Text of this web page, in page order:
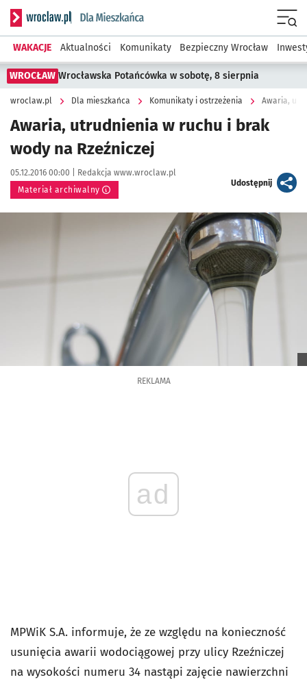
Serwis informacyjny wroclaw.pl podserwis: Dla mieszkańca
WAKACJE Aktualności Komunikaty Bezpieczny Wrocław
WROCŁAW Wrocławska Potańcówka w sobotę, 8 sierpnia
wroclaw.pl Dla mieszkańca Komunikaty i ostrzeżenia Awaria,
Awaria, utrudnienia w ruchu i brak
wody na Rzeźniczej
Data publikacji:
05.12.2016 00:00 | Autor:
Redakcja www.wroclaw.pl
Materiał archiwalny
Udostępnijartykuł
REKLAMA
ad
MPWiK S.A. informuje, że ze względu na konieczność
usunięcia awarii wodociągowej przy ulicy Rzeźniczej
na wysokości numeru 34 nastąpi zajęcie nawierzchni